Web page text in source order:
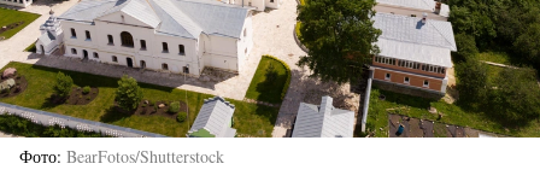
Фото BearFotos/Shutterstock